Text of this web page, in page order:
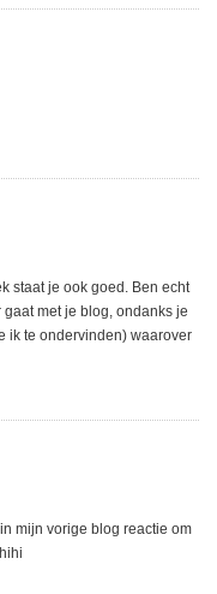
staat je ook goed. Ben echt
met je blog, ondanks je
ik te ondervinden) waarover
mijn vorige blog reactie om